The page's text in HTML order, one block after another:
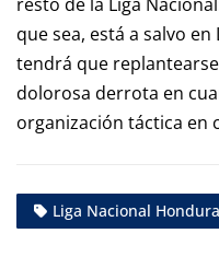
que sea, está a salvo
tendrá que
dolorosa derrota en
organización táctica en
Liga Nacional